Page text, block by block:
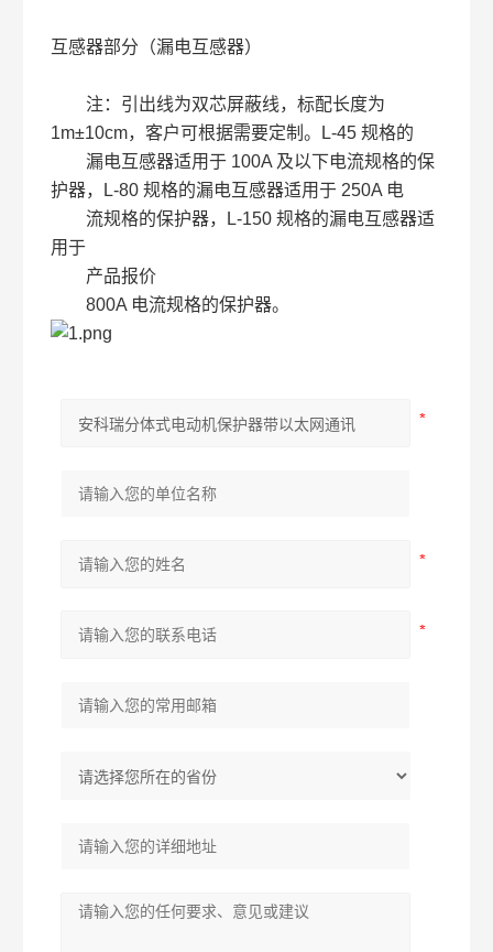
互感器部分（漏电互感器）
注：引出线为双芯屏蔽线，标配长度为
1m±10cm，客户可根据需要定制。L-45 规格的
漏电互感器适用于 100A 及以下电流规格的保
护器，L-80 规格的漏电互感器适用于 250A 电
流规格的保护器，L-150 规格的漏电互感器适
用于
产品报价
800A 电流规格的保护器。